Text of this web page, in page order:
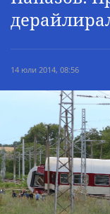
14 юли 2014, 08:56